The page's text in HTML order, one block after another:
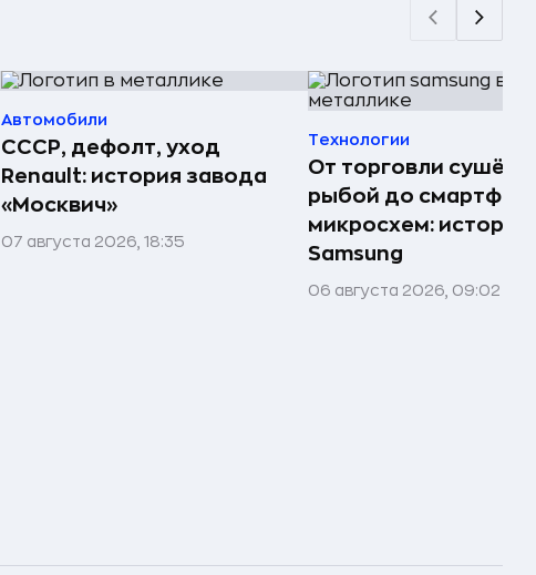
Автомобили
СССР, дефолт, уход
Renault: история завода
«Москвич»
07 августа 2026, 18:35
Технологии
От торговли
рыбой до
микросхем: история
Samsung
06 августа 2026, 09:02